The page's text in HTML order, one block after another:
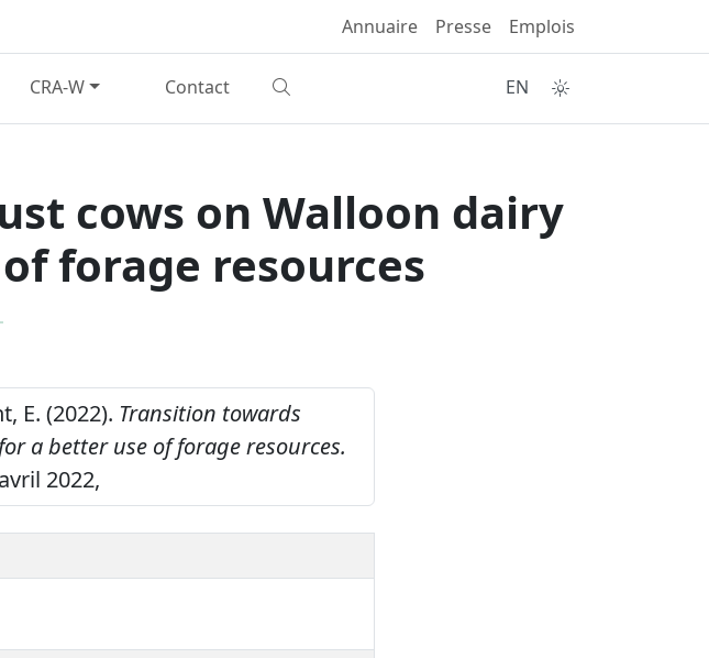
Annuaire Presse Emplois
CRA-W Contact EN
cows on Walloon dairy
forage resources
E. (2022). Transition towards
a better use of forage resources.
2022,